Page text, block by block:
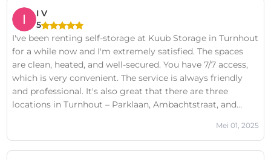
I V
5
I've been renting self-storage at Kuub Storage in Turnhout
for a while now and I'm extremely satisfied. The spaces
are clean, heated, and well-secured. You have 7/7 access,
which is very convenient. The service is always friendly
and professional. It's also great that there are three
locations in Turnhout – Parklaan, Ambachtstraat, and
recommended for anyone looking for safe and flexible
storage!
Mei 01, 2025